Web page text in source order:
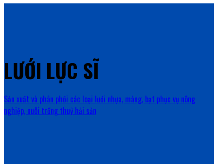
LƯỚI LỰC SĨ
Sản xuất và phân phối các loại lưới nhựa, màng, bạt phục vụ nông
nghiệp, nuôi trồng thuỷ hải sản